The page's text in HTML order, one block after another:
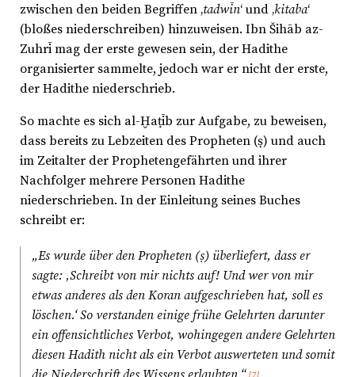
zwischen den beiden Begriffen ‚tadwīn‘ und ‚kitaba‘
(bloßes niederschreiben) hinzuweisen. Ibn Šihāb az-
Zuhrī mag der erste gewesen sein, der Hadithe
organisierter sammelte, jedoch war er nicht der erste,
der Hadithe niederschrieb.
So machte es sich al-Ḫaṭīb zur Aufgabe, zu beweisen,
dass bereits zu Lebzeiten des Propheten (ṣ) und auch
im Zeitalter der Prophetengefährten und ihrer
Nachfolger mehrere Personen Hadithe
niederschrieben. In der Einleitung seines Buches
schreibt er:
„Es wurde über den Propheten (ṣ) überliefert, dass er
sagte: ‚Schreibt von mir nichts auf! Und wer von mir
etwas anderes als den Koran aufgeschrieben hat, soll es
löschen.‘ So verstanden einige frühe Gelehrten darunter
ein offensichtliches Verbot, wohingegen andere Gelehrten
diesen Hadith nicht als ein Verbot auswerteten und somit